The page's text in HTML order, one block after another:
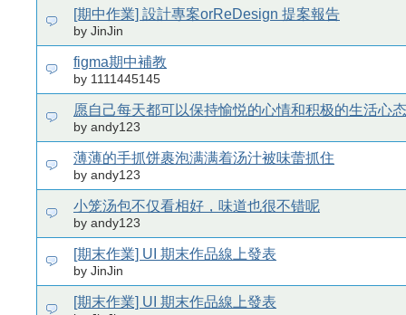
[期中作業] 設計專案orReDesign 提案報告
by JinJin
figma期中補教
by 1111445145
愿自己每天都可以保持愉悦的心情和积极的生活心态
by andy123
薄薄的手抓饼裹泡满满着汤汁被味蕾抓住
by andy123
小笼汤包不仅看相好，味道也很不错呢
by andy123
[期末作業] UI 期末作品線上發表
by JinJin
[期末作業] UI 期末作品線上發表